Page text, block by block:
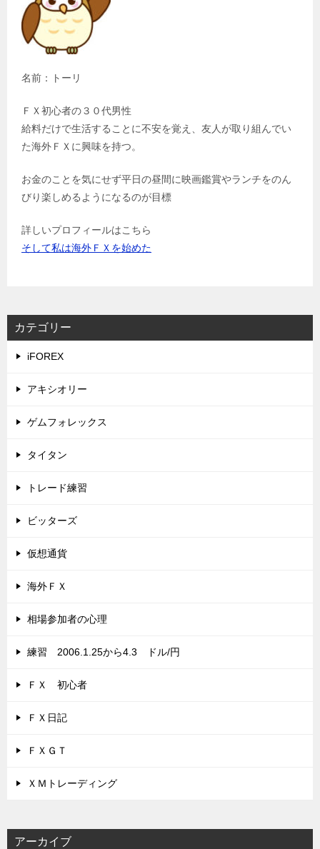
名前：トーリ
ＦＸ初心者の３０代男性
給料だけで生活することに不安を覚え、友人が取り組んでい
た海外ＦＸに興味を持つ。
お金のことを気にせず平日の昼間に映画鑑賞やランチをのん
びり楽しめるようになるのが目標
詳しいプロフィールはこちら
そして私は海外ＦＸを始めた
カテゴリー
iFOREX
アキシオリー
ゲムフォレックス
タイタン
トレード練習
ビッターズ
仮想通貨
海外ＦＸ
相場参加者の心理
練習 2006.1.25から4.3 ドル/円
ＦＸ 初心者
ＦＸ日記
ＦＸＧＴ
ＸＭトレーディング
アーカイブ